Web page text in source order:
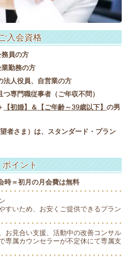
入会資格
員の方
勤務の方
法人役員、自営業の方
専門職従事者（ご年収不問）
【初婚】＆【ご年齢～39歳以下】 の男
者さま）は、スタンダード・プラン
ポイント
時＝初月の月会費は無料
すいため、お安くご提供できるプラン
お見合い支援、活動中の改善コンサル
専属カウンセラーが不定休にて専属支